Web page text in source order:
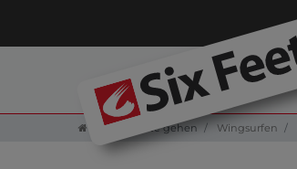
Zur Startseite gehen Wingsurfen